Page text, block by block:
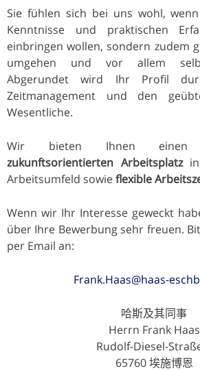
Sie fühlen sich bei uns wohl,
Kenntnisse und praktischen
einbringen wollen, sondern zudem
umgehen und vor allem
Abgerundet wird Ihr Profil
Zeitmanagement und den
Wesentliche.
Wir bieten Ihnen
zukunftsorientierten Arbeitsplatzin
Arbeitsumfeld sowieflexible
Wenn wir Ihr Interesse geweckt
über Ihre Bewerbung sehr freuen.
per Email an:
Frank.Haas@haas-
哈斯及其同事
Herrn Frank Haas
Rudolf-Diesel-
65760 埃施博恩